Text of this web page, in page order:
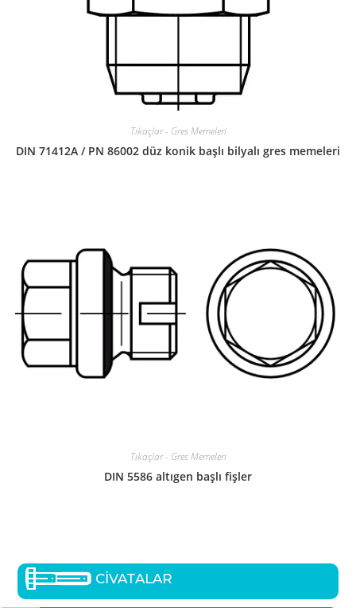
Tıkaçlar - Gres Memeleri
DIN 71412A / PN 86002 düz konik başlı bilyalı gres memeleri
Tıkaçlar - Gres Memeleri
DIN 5586 altıgen başlı fişler
CİVATALAR